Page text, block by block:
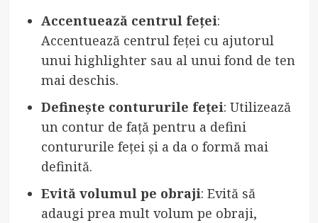
Accentuează centrul feței:
Accentuează centrul feței cu ajutorul
unui highlighter sau al unui fond de ten
mai deschis.
Definește contururile feței: Utilizează
un contur de față pentru a defini
contururile feței și a da o formă mai
definită.
Evită volumul pe obraji: Evită să
adaugi prea mult volum pe obraji,